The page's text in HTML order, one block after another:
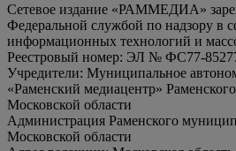
Сетевое издание «РАММЕДИА»
Федеральной службой по надзору в
информационных технологий и
Реестровый номер: ЭЛ № ФС77-
Учредители: Муниципальное
«Раменский медиацентр»
Московской области
Администрация Раменского
Московской области